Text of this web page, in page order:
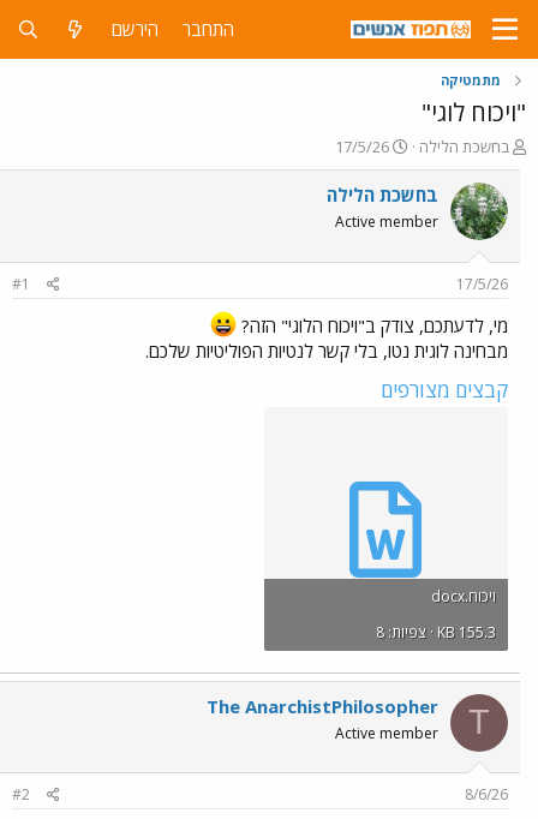
התחבר הירשם
מתמטיקה
"ויכוח לוגי"
פ
ו
ח
ה
ו
ש
א
בחשכת הלילה
פ
ו
ר
ם
ר
י
ך
17/5/26
בחשכת הלילה
Active member
17/5/26
#1
מי, לדעתכם, צודק ב"ויכוח הלוגי" הזה?
מבחינה לוגית נטו, בלי קשר לנטיות הפוליטיות שלכם.
קבצים מצורפים
ויכוח.docx
KB 155.3 · צפיות: 8
T
The AnarchistPhilosopher
Active member
8/6/26
#2